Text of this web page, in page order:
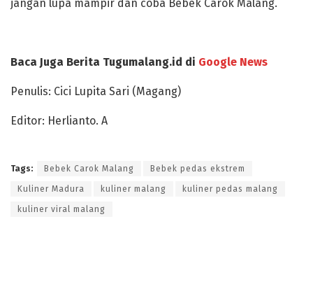
jangan lupa mampir dan coba Bebek Carok Malang.
Baca Juga Berita Tugumalang.id di Google News
Penulis: Cici Lupita Sari (Magang)
Editor: Herlianto. A
Tags: Bebek Carok Malang Bebek pedas ekstrem
Kuliner Madura kuliner malang kuliner pedas malang
kuliner viral malang